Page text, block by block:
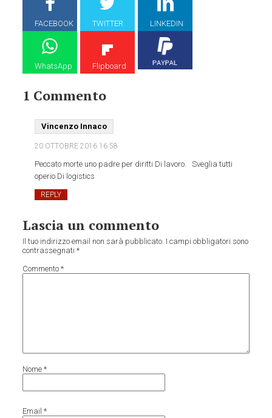
FACEBOOK TWITTER LINKEDIN
WhatsApp Flipboard
1 Commento
Vincenzo Innaco
20 OTTOBRE 2016 16:58
Peccato morte uno padre per diritti Di lavoro. Sveglia tutti
operio Di logistics
REPLY
Lascia un commento
Il tuo indirizzo email non sarà pubblicato. I campi obbligatori sono
contrassegnati*
Commento*
Nome*
Email*